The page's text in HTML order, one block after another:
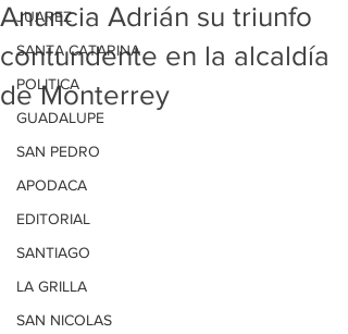
JUAREZ
SANTA CATARINA
POLITICA
GUADALUPE
SAN PEDRO
APODACA
EDITORIAL
SANTIAGO
LA GRILLA
SAN NICOLAS
Anuncia Adrián su triunfo
contundente en la alcaldía
de Monterrey